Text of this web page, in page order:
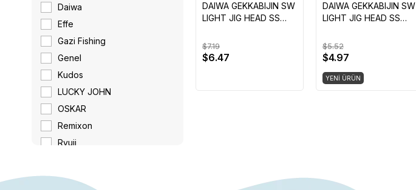
Daiwa
Effe
Gazi Fishing
Genel
Kudos
LUCKY JOHN
OSKAR
Remixon
Ryuji
DAIWA GEKKABIJIN SW
LIGHT JIG HEAD SS
$6.47
$7.19
DAIWA GEKKABIJIN SW
LIGHT JIG HEAD SS
$4.97
$5.52
YENI ÜRÜN